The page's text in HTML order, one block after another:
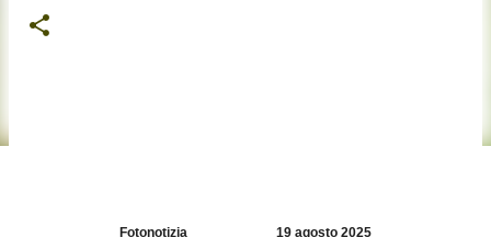
Fotonotizia 19 agosto 2025